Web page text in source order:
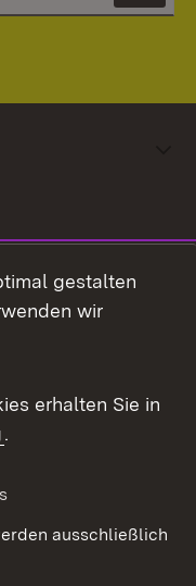
gestalten
wir
erhalten Sie in
.
ausschließlich